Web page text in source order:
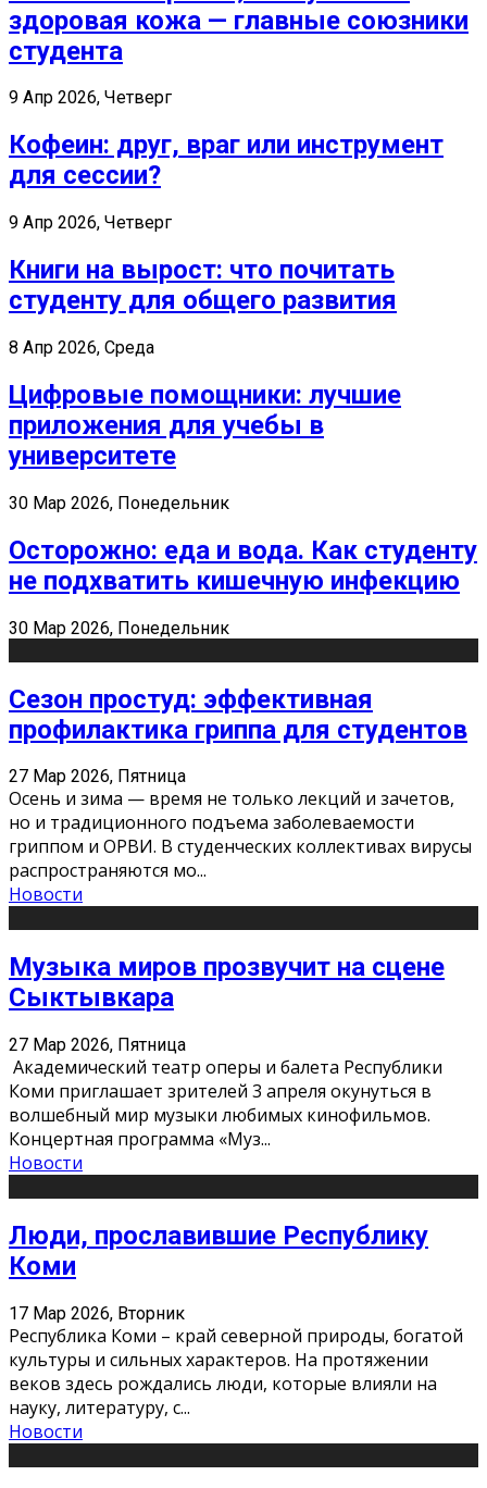
здоровая кожа — главные союзники
студента
9 Апр 2026, Четверг
Кофеин: друг, враг или инструмент
для сессии?
9 Апр 2026, Четверг
Книги на вырост: что почитать
студенту для общего развития
8 Апр 2026, Среда
Цифровые помощники: лучшие
приложения для учебы в
университете
30 Мар 2026, Понедельник
Осторожно: еда и вода. Как студенту
не подхватить кишечную инфекцию
30 Мар 2026, Понедельник
Сезон простуд: эффективная
профилактика гриппа для студентов
27 Мар 2026, Пятница
Осень и зима — время не только лекций и зачетов,
но и традиционного подъема заболеваемости
гриппом и ОРВИ. В студенческих коллективах вирусы
распространяются мо...
Новости
Музыка миров прозвучит на сцене
Сыктывкара
27 Мар 2026, Пятница
Академический театр оперы и балета Республики
Коми приглашает зрителей 3 апреля окунуться в
волшебный мир музыки любимых кинофильмов.
Концертная программа «Муз...
Новости
Люди, прославившие Республику
Коми
17 Мар 2026, Вторник
Республика Коми – край северной природы, богатой
культуры и сильных характеров. На протяжении
веков здесь рождались люди, которые влияли на
науку, литературу, с...
Новости